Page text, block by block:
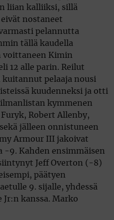
liian kalliiksi, sillä
nostaneet
pelannutta
tällä kaudella
voittaneen Kimin
12 alle parin. Reilut
pelaaja nousi
kuudenneksi ja otti
kymmenen
Robert Allenby,
jälleen onnistuneen
Armour III jakoivat
-9. Kahden ensimmäisen
Jeff Overton (-8)
päätyen
9. sijalle, yhdessä
Jr:n kanssa. Marko